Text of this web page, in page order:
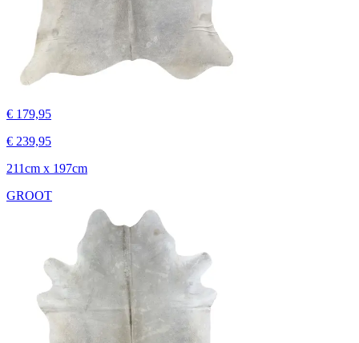
€ 179,95
€ 239,95
211cm x 197cm
GROOT